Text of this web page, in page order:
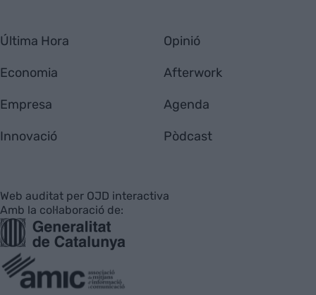
Última Hora
Economia
Empresa
Innovació
Opinió
Afterwork
Agenda
Pòdcast
Web auditat per OJD interactiva
Amb la col·laboració de: